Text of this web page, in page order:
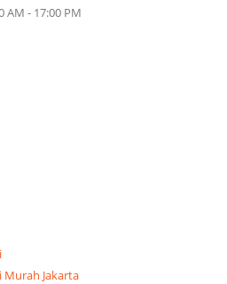
AM - 17:00 PM
Jakarta